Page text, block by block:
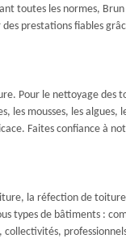
toutes les normes,
prestations fiables
Pour le nettoyage des
mousses, les algues,
Faites confiance à
la réfection de
types de bâtiments :